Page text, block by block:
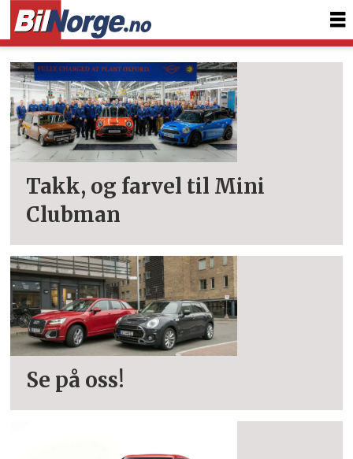
Tag:
clubman
Takk, og farvel til Mini
Clubman
Se på oss!